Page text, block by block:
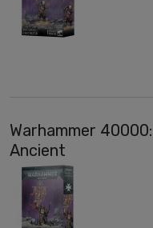
Warhammer
Ancient